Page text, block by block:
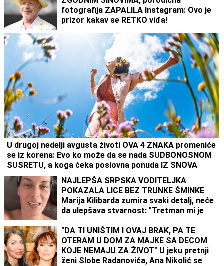
fotografija ZAPALILA Instagram: Ovo je
prizor kakav se RETKO viđa!
U drugoj nedelji avgusta životi OVA 4 ZNAKA promeniće
se iz korena: Evo ko može da se nada SUDBONOSNOM
SUSRETU, a koga čeka poslovna ponuda IZ SNOVA
NAJLEPŠA SRPSKA VODITELJKA
POKAZALA LICE BEZ TRUNKE ŠMINKE
Marija Kilibarda zumira svaki detalj, neće
da ulepšava stvarnost: "Tretman mi je
"DA TI UNIŠTIM I OVAJ BRAK, PA TE
OTERAM U DOM ZA MAJKE SA DECOM
KOJE NEMAJU ZA ŽIVOT" U jeku pretnji
ženi Slobe Radanovića, Ana Nikolić se